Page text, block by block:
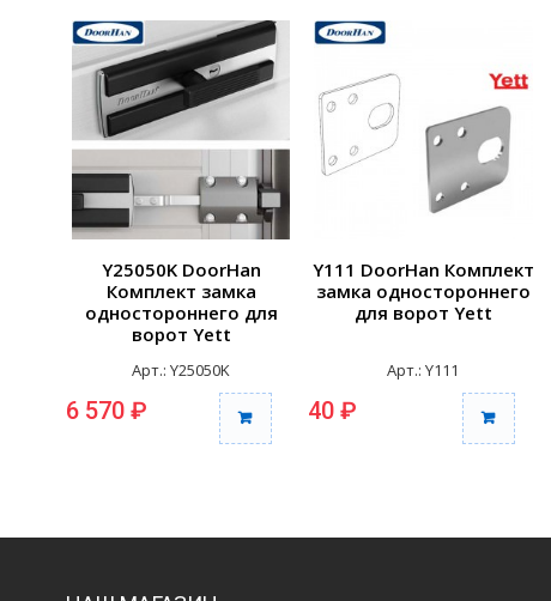
Y25050K DoorHan
Комплект замка
одностороннего для
ворот Yett
Арт.: Y25050K
6 570 ₽
Y111 DoorHan Комплект
замка одностороннего
для ворот Yett
Арт.: Y111
40 ₽